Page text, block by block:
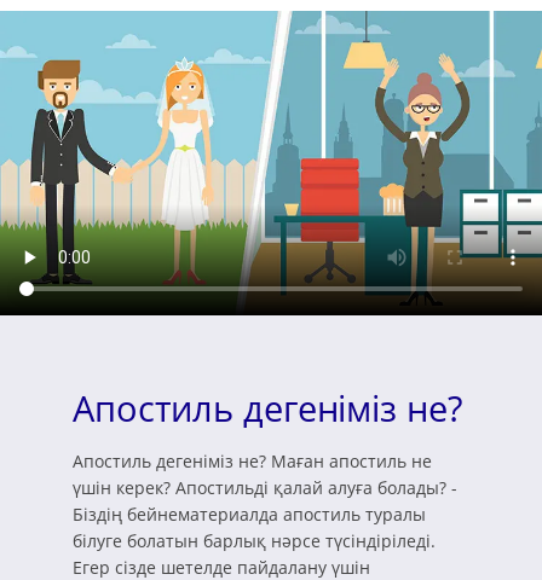
Апостиль дегеніміз не?
Апостиль дегеніміз не? Маған апостиль не
үшін керек? Апостильді қалай алуға болады? -
Біздің бейнематериалда апостиль туралы
білуге болатын барлық нәрсе түсіндіріледі.
Егер сізде шетелде пайдалану үшін